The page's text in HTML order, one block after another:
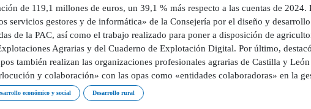
de 119,1 millones de euros, un 39,1 % más respecto a las cuentas de
servicios gestores y de informática» de la Consejería por el diseño y
de la PAC, así como el trabajo realizado para poner a disposición de
Agrarias y del Cuaderno de Explotación Digital. Por último,
también realizan las organizaciones profesionales agrarias de Castilla y
y colaboración» con las opas como «entidades colaboradoras» en la
económico y social Desarrollo rural